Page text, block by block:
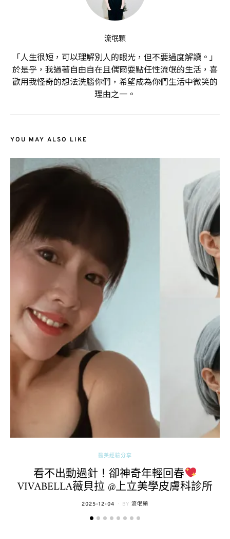
流氓顆
「人生很短，可以理解別人的眼光，但不要過度解讀。」
於是乎，我過著自由自在且偶爾耍點任性流氓的生活，喜
歡用我怪奇的想法洗腦你們，希望成為你們生活中微笑的
理由之一。
YOU MAY ALSO LIKE
醫美經驗分享
看不出動過針！卻神奇年輕回春
VIVABELLA薇貝拉 @上立美學皮膚科診所
POSTED
2025-12-04 BY 流氓顆